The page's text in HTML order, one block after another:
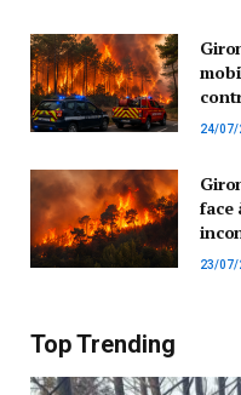
24/07/
face
23/07/
Top Trending